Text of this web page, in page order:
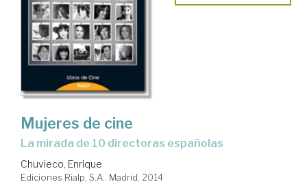
Mujeres de cine
la mirada de 10 directoras españolas
Chuvieco, Enrique
Ediciones Rialp, S.A.. Madrid, 2014